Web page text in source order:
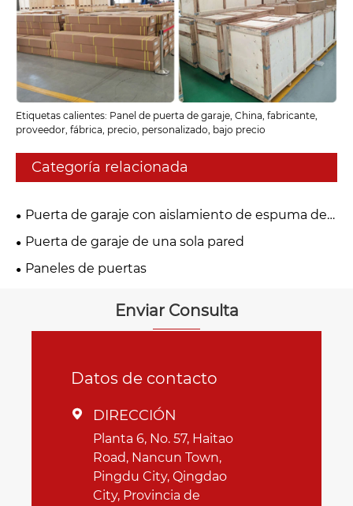
Etiquetas calientes: Panel de puerta de garaje, China, fabricante,
proveedor, fábrica, precio, personalizado, bajo precio
Categoría relacionada
Puerta de garaje con aislamiento de espuma de
PU
Puerta de garaje de una sola pared
Paneles de puertas
Enviar Consulta
Datos de contacto
 DIRECCIÓN
Planta 6, No. 57, Haitao
Road, Nancun Town,
Pingdu City, Qingdao
City, Provincia de